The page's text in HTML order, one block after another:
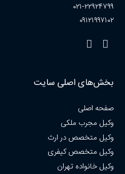
۰۲۱-۲۲۹۲۴۷۹۹
۰۹۱۲۱۹۹۷۱۰۲
بخش‌های اصلی سایت
صفحه اصلی
وکیل مجرب ملکی
وکیل متخصص در ارث
وکیل متخصص کیفری
وکیل خانواده تهران